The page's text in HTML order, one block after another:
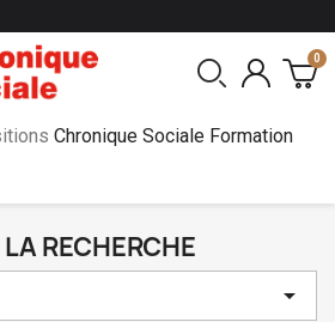
Chronique Sociale Formation
RECHERCHE
